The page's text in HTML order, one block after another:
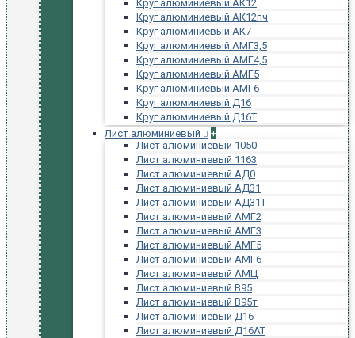
Круг алюминиевый АК12
Круг алюминиевый АК12пч
Круг алюминиевый АК7
Круг алюминиевый АМГ3,5
Круг алюминиевый АМГ4,5
Круг алюминиевый АМГ5
Круг алюминиевый АМГ6
Круг алюминиевый Д16
Круг алюминиевый Д16Т
Лист алюминиевый
+
Лист алюминиевый 1050
Лист алюминиевый 1163
Лист алюминиевый АД0
Лист алюминиевый АД31
Лист алюминиевый АД31Т
Лист алюминиевый АМГ2
Лист алюминиевый АМГ3
Лист алюминиевый АМГ5
Лист алюминиевый АМГ6
Лист алюминиевый АМЦ
Лист алюминиевый В95
Лист алюминиевый В95т
Лист алюминиевый Д16
Лист алюминиевый Д16АТ